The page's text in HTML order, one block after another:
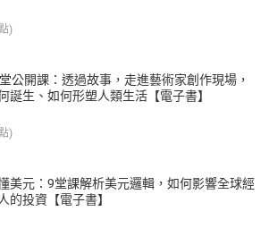
)
公開課：透過故事，走進藝術家創作現場，
誕生、如何形塑人類生活【電子書】
)
美元：9堂課解析美元邏輯，如何影響全球經
的投資【電子書】